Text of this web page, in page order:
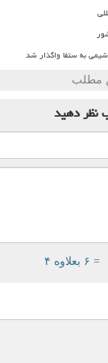
به ستفا واگذار شد
نظر دهید
= ۶ بعلاوه ۴